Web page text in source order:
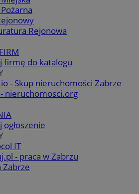
Rejonowa
firmę do katalogu
- Skup nieruchomości Zabrze
nieruchomosci.org
ogłoszenie
IT
- praca w Zabrzu
Zabrze